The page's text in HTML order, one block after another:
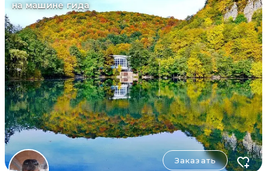
на машине гида
Заказать